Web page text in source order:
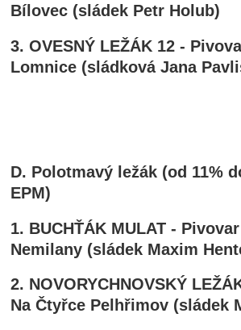
Bílovec (sládek Petr Holub)
3. OVESNÝ LEŽÁK 12-
Lomnice (sládková Jana
D. Polotmavý ležák (od 11%
EPM)
1. BUCHŤÁK MULAT -
Nemilany (sládek Maxim
2. NOVORYCHNOVSKÝ
Na Čtyřce Pelhřimov (sládek